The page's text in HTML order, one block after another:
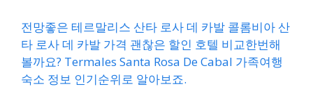
전망좋은 테르말리스 산타 로사 데 카발 콜롬비아 산
타 로사 데 카발 가격 괜찮은 할인 호텔 비교한번해
볼까요? Termales Santa Rosa De Cabal 가족여행
숙소 정보 인기순위로 알아보죠.